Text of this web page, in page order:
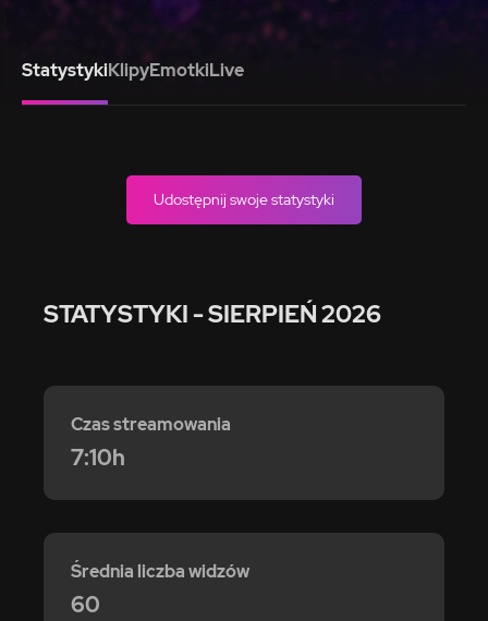
StatystykiKlipyEmotkiLive
Udostępnij swoje statystyki
STATYSTYKI - SIERPIEŃ 2026
Czas streamowania
7:10h
Średnia liczba widzów
60